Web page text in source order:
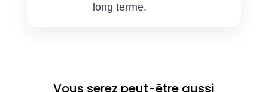
long terme.
Vous serez peut-être aussi